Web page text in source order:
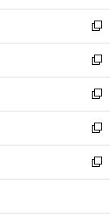
開
く
ウ
で
開
く
ン
ド
ウ
で
開
く
ウ
ィ
ン
ド
ウ
で
開
く
新
し
い
ウ
ィ
ン
ド
ウ
で
開
新
し
い
ウ
ィ
ン
ド
ウ
開
新
し
い
ウ
ィ
ン
ウ
新
し
い
ウ
ン
新
し
ウ